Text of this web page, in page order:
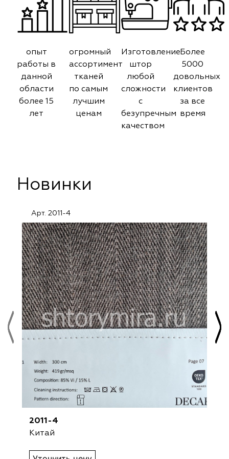
опыт
работы в
данной
области
более 15
лет
огромный
ассортимент
тканей
по самым
лучшим
ценам
Изготовление
штор
любой
сложности
с
безупречным
качеством
Более
5000
довольных
клиентов
за все
время
Новинки
Арт. 2011-4
2011-4
Китай